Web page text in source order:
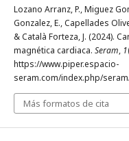
Lozano Arranz, P., Miguez
Gonzalez, E., Capellades
& Català Forteza, J. (2024).
magnética cardiaca. Seram, 1
https://www.piper.espacio-
seram.com/index.php/
Más formatos de cita